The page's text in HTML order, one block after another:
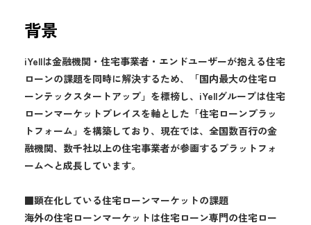
背景
iYellは金融機関・住宅事業者・エンドユーザーが抱える住宅
ローンの課題を同時に解決するため、「国内最大の住宅ロ
ーンテックスタートアップ」を標榜し、iYellグループは住宅
ローンマーケットプレイスを軸とした「住宅ローンプラッ
トフォーム」を構築しており、現在では、全国数百行の金
融機関、数千社以上の住宅事業者が参画するプラットフォ
ームへと成長しています。
■顕在化している住宅ローンマーケットの課題
海外の住宅ローンマーケットは住宅ローン専門の住宅ロー